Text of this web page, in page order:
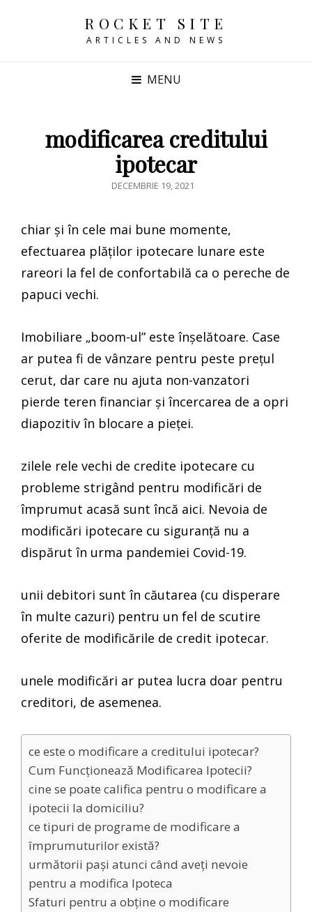
ROCKET SITE
ARTICLES AND NEWS
MENU
modificarea creditului
ipotecar
POSTED
DECEMBRIE 19, 2021
chiar și în cele mai bune momente,
efectuarea plăților ipotecare lunare este
rareori la fel de confortabilă ca o pereche de
papuci vechi.
Imobiliare „boom-ul” este înșelătoare. Case
ar putea fi de vânzare pentru peste prețul
cerut, dar care nu ajuta non-vanzatori
pierde teren financiar și încercarea de a opri
diapozitiv în blocare a pieței.
zilele rele vechi de credite ipotecare cu
probleme strigând pentru modificări de
împrumut acasă sunt încă aici. Nevoia de
modificări ipotecare cu siguranță nu a
dispărut în urma pandemiei Covid-19.
unii debitori sunt în căutarea (cu disperare
în multe cazuri) pentru un fel de scutire
oferite de modificările de credit ipotecar.
unele modificări ar putea lucra doar pentru
creditori, de asemenea.
ce este o modificare a creditului ipotecar?
Cum Funcționează Modificarea Ipotecii?
cine se poate califica pentru o modificare a
ipotecii la domiciliu?
ce tipuri de programe de modificare a
împrumuturilor există?
următorii pași atunci când aveți nevoie
pentru a modifica Ipoteca
Sfaturi pentru a obține o modificare